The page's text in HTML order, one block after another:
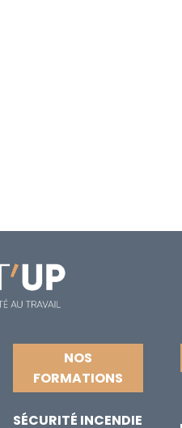
NOS
FORMATIONS
SÉCURITÉ INCENDIE